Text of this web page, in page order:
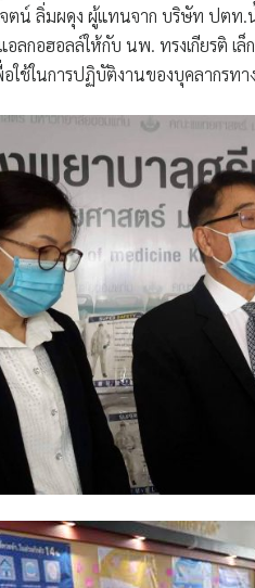
ตน์ ลิ่มผดุง ผู้แทนจาก บริษัท ปตท.
ลกอฮอลล์ให้กับ นพ. ทรงเกียรติ เ
อใช้ในการปฏิบัติงานของบุคลากรท